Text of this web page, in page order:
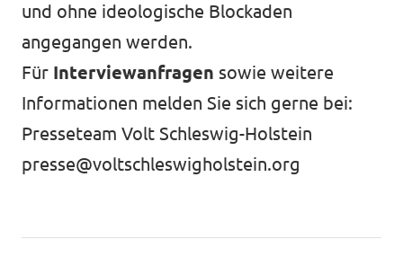
und ohne ideologische Blockaden
angegangen werden.
Für Interviewanfragen sowie weitere
Informationen melden Sie sich gerne bei:
Presseteam Volt Schleswig-Holstein
presse@voltschleswigholstein.org